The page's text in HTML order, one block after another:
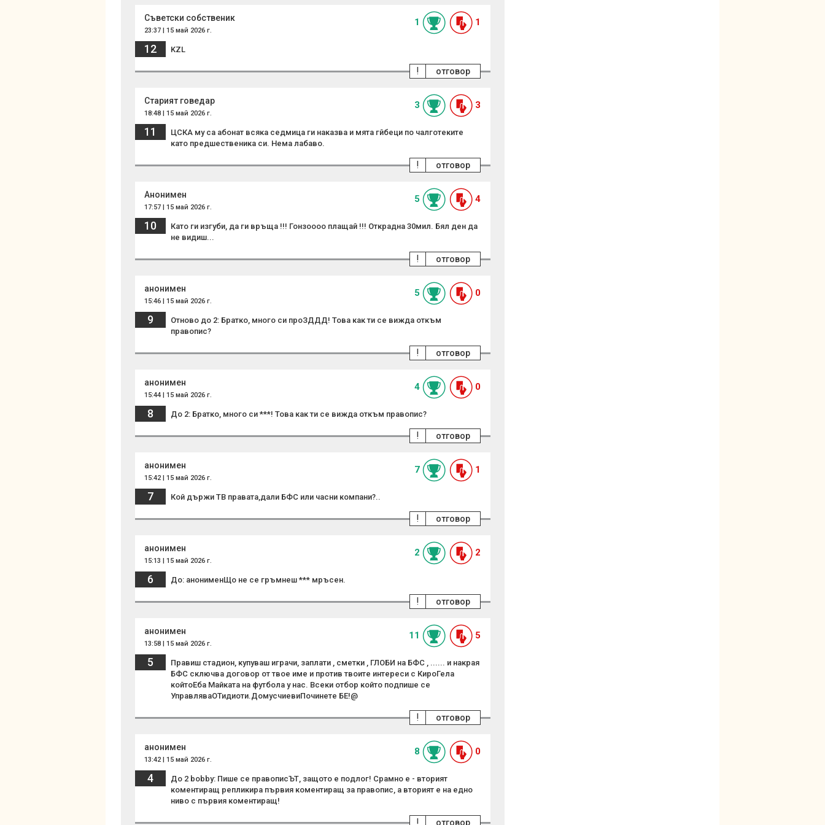
Съветски собственик
23:37 | 15 май 2026 г.
1 1
12 KZL
отговор
!
Старият говедар
18:48 | 15 май 2026 г.
3 3
11
ЦСКА му са абонат всяка седмица ги наказва и мята гйбеци по чалготеките
като предшественика си. Нема лабаво.
отговор
!
Анонимен
17:57 | 15 май 2026 г.
5 4
10
Като ги изгуби, да ги връща !!! Гонзоооо плащай !!! Открадна 30мил. Бял ден да
не видиш...
отговор
!
анонимен
15:46 | 15 май 2026 г.
5 0
9
Отново до 2: Братко, много си проЗДДД! Това как ти се вижда откъм
правопис?
отговор
!
анонимен
15:44 | 15 май 2026 г.
4 0
8 До 2: Братко, много си ***! Това как ти се вижда откъм правопис?
отговор
!
анонимен
15:42 | 15 май 2026 г.
7 1
7 Кой държи ТВ правата,дали БФС или часни компани?..
отговор
!
анонимен
15:13 | 15 май 2026 г.
2 2
6 До: анонименЩо не се гръмнеш *** мръсен.
отговор
!
анонимен
13:58 | 15 май 2026 г.
11 5
5
Правиш стадион, купуваш играчи, заплати , сметки , ГЛОБИ на БФС , ...... и накрая
БФС сключва договор от твое име и против твоите интереси с КироГела
койтоЕба Майката на футбола у нас. Всеки отбор който подпише се
УправляваОТидиоти.ДомусчиевиПочинете БЕ!@
отговор
!
анонимен
13:42 | 15 май 2026 г.
8 0
4
До 2 bobby: Пише се правописЪТ, защото е подлог! Срамно е - вторият
коментиращ репликира първия коментиращ за правопис, а вторият е на едно
ниво с първия коментиращ!
отговор
!